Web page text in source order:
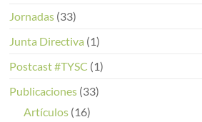
Jornadas (33)
Junta Directiva (1)
Postcast #TYSC (1)
Publicaciones (33)
Artículos (16)